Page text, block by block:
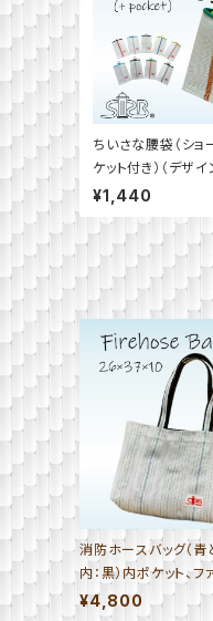
ちいさな腰袋（ショ
ケット付き）（デザ
類）
¥1,440
消防ホースバッグ（青
内：黒）内ポケット、
き 26×37×10/
¥4,800